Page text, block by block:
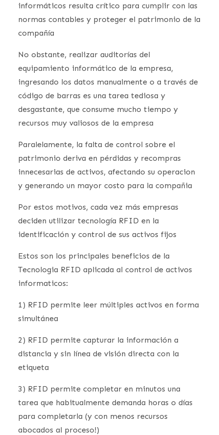
informáticos resulta crítico para cumplir con las
normas contables y proteger el patrimonio de la
compañía
No obstante, realizar auditorías del
equipamiento informático de la empresa,
ingresando los datos manualmente o a través de
código de barras es una tarea tediosa y
desgastante, que consume mucho tiempo y
recursos muy valiosos de la empresa
Paralelamente, la falta de control sobre el
patrimonio deriva en pérdidas y recompras
innecesarias de activos, afectando su operacion
y generando un mayor costo para la compañia
Por estos motivos, cada vez más empresas
deciden utilizar tecnología RFID en la
identificación y control de sus activos fijos
Estos son los principales beneficios de la
Tecnologia RFID aplicada al control de activos
informaticos:
1) RFID permite leer múltiples activos en forma
simultánea
2) RFID permite capturar la información a
distancia y sin línea de visión directa con la
etiqueta
3) RFID permite completar en minutos una
tarea que habitualmente demanda horas o días
para completarla (y con menos recursos
abocados al proceso!)